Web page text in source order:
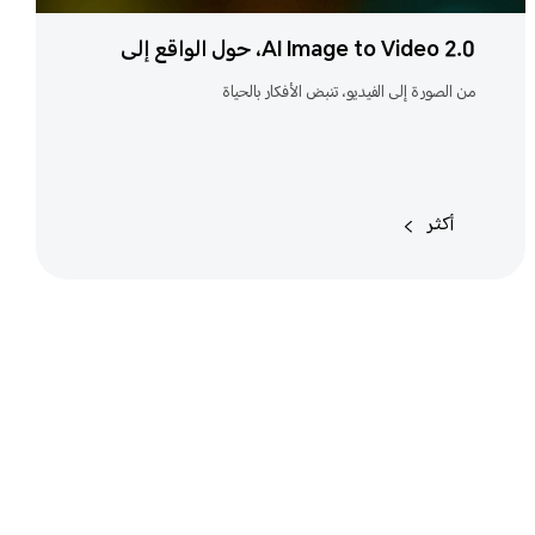
AI Image to Video 2.0، حول الواقع إلى
إثارة، الأفكار تنبض بالحياة
من الصورة إلى الفيديو، تنبض الأفكار بالحياة
أكثر